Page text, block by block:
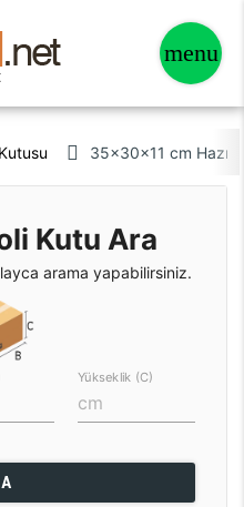
35x30x11 cm Hazır
Kutu Ara
arama yapabilirsiniz.
Yükseklik (C)